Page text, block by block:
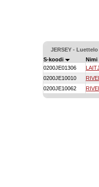
JERSEY - Luettelo
S-koodi Nimi
0200JE01306
0200JE10010
0200JE10062